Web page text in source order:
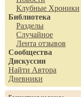
Клубные Хроники
Библиотека
Разделы
Случайное
Лента отзывов
Сообщества
Дискуссии
Найти Автора
Дневники